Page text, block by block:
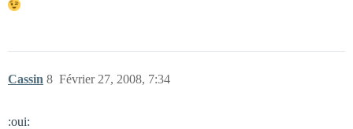
Cassin Février 27, 2008, 7:34
8
:oui: